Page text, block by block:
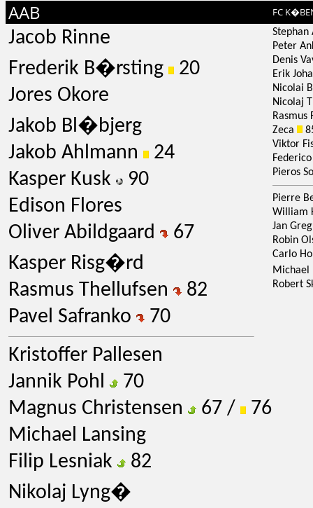
AAB FC
Jacob Rinne
Frederik B�rsting
20
Jores Okore
Jakob Bl�bjerg
Jakob Ahlmann
24
Kasper Kusk
90
Edison Flores
Oliver Abildgaard
67
Kasper Risg�rd
Rasmus Thellufsen
82
Pavel Safranko
70
Kristoffer Pallesen
Jannik Pohl
70
Magnus Christensen
67 /
76
Michael Lansing
Filip Lesniak
82
Nikolaj Lyng�
Stephan
Peter
Denis
Erik
Nicolai
Nicolaj
Rasmus
Zeca
Viktor
Pieros
Pierre
William
Jan
Robin
Carlo
Robert